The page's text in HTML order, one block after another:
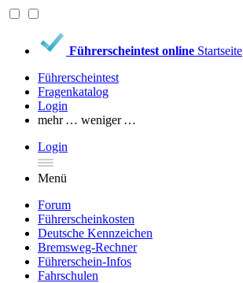
Führerscheintest online Startseite
Führerscheintest
Fragenkatalog
Login
mehr … weniger …
Login
Menü
Forum
Führerscheinkosten
Deutsche Kennzeichen
Bremsweg-Rechner
Führerschein-Infos
Fahrschulen